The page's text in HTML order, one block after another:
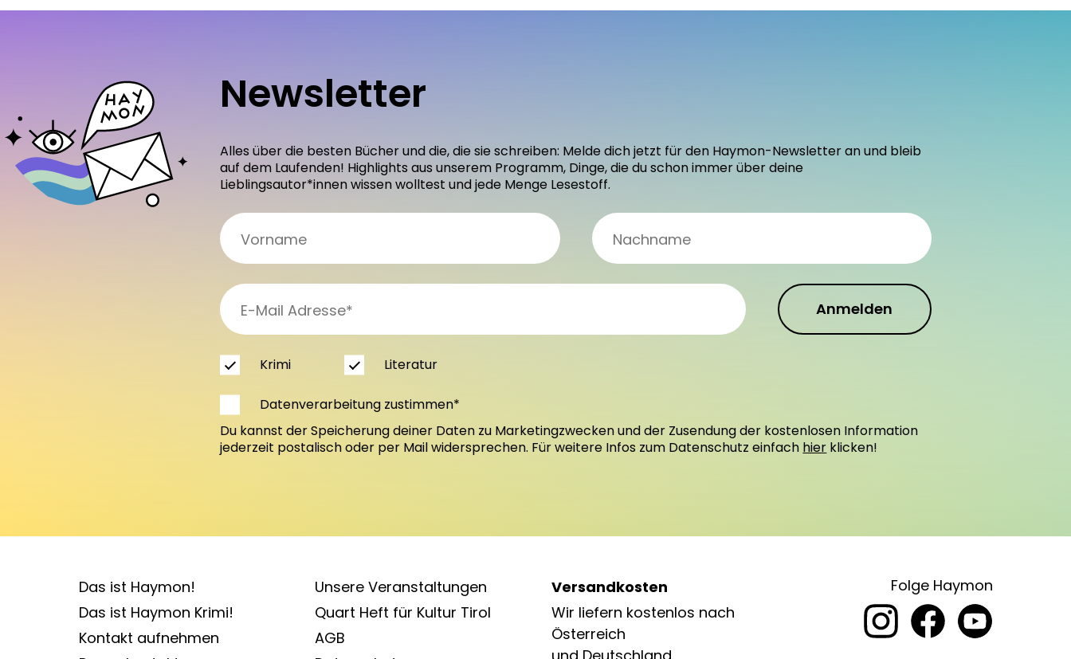
Newsletter
Alles über die besten Bücher und die, die sie schreiben: Melde dich jetzt für den Haymon-Newsletter an und bleib
auf dem Laufenden! Highlights aus unserem Programm, Dinge, die du schon immer über deine
Lieblingsautor*innen wissen wolltest und jede Menge Lesestoff.
Anmelden
Krimi Literatur
Datenverarbeitung zustimmen*
Du kannst der Speicherung deiner Daten zu Marketingzwecken und der Zusendung der kostenlosen Information
jederzeit postalisch oder per Mail widersprechen. Für weitere Infos zum Datenschutz einfach hier klicken!
Das ist Haymon!
Das ist Haymon Krimi!
Kontakt aufnehmen
Unsere Veranstaltungen
Quart Heft für Kultur Tirol
AGB
Versandkosten
Wir liefern kostenlos nach
Österreich
Folge Haymon